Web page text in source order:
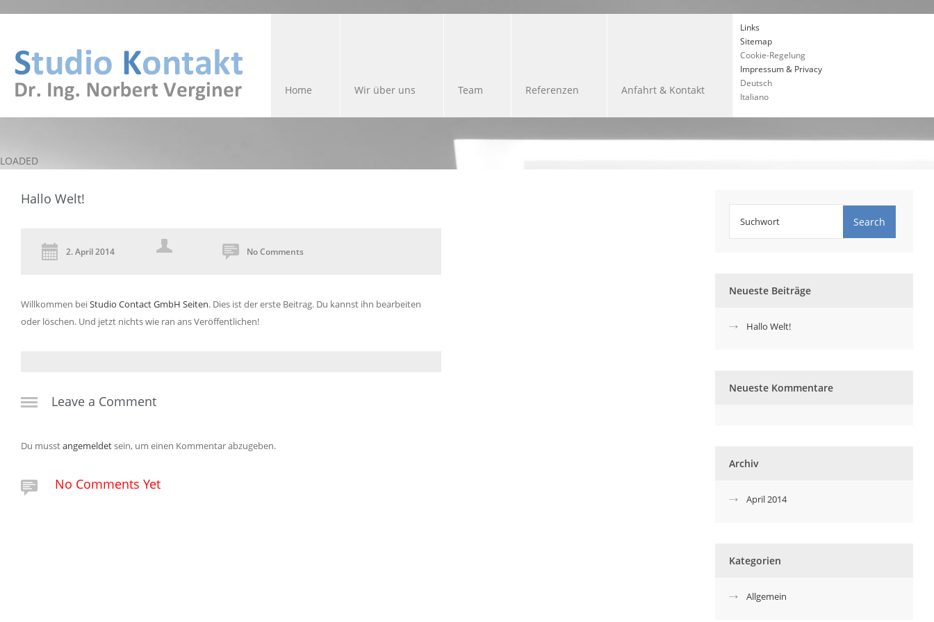
Home Wir über uns Team Referenzen Anfahrt & Kontakt
Links
Sitemap
Cookie-Regelung
Impressum & Privacy
Deutsch
Italiano
LOADED
Hallo Welt!
2. April 2014 No Comments
Willkommen beiStudio Contact GmbH Seiten. Dies ist der erste Beitrag. Du kannst ihn bearbeiten
oder löschen. Und jetzt nichts wie ran ans Veröffentlichen!
Leave a Comment
Du musstangemeldetsein, um einen Kommentar abzugeben.
No Comments Yet
Neueste Beiträge
Hallo Welt!
Neueste Kommentare
Archiv
April 2014
Kategorien
Allgemein